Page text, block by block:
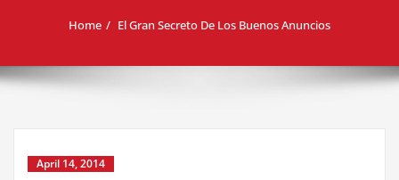
Home El Gran Secreto De Los Buenos Anuncios
April 14, 2014